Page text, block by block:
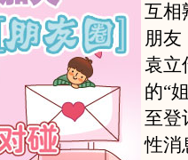
互相
朋友
袁立
的“
至登
性消